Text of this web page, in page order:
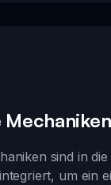
Mechaniken
sind in
um ein